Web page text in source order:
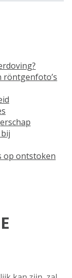
röntgenfoto’s
op ontstoken